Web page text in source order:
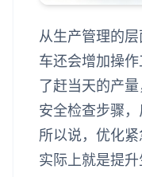
从生产管理的
车还会增加操
了赶当天的产
安全检查步骤，
所以说，优化紧
实际上就是提升